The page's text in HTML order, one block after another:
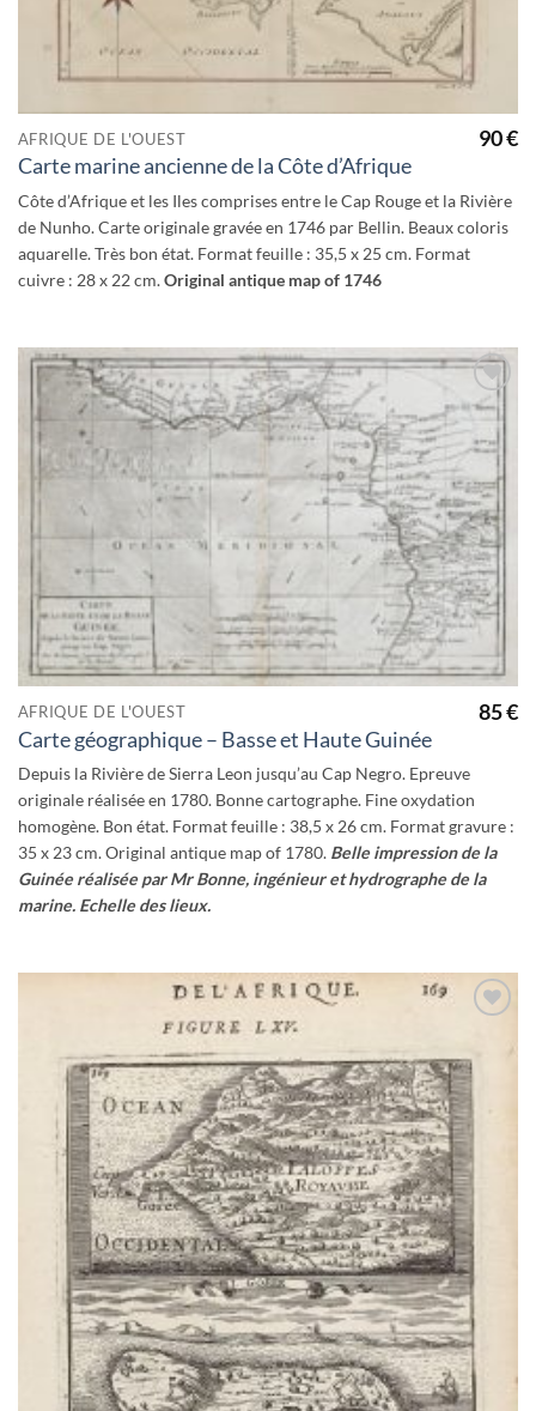
AFRIQUE DE L'OUEST
Carte marine ancienne de la Côte d’Afrique
90€
Côte d’Afrique et les Iles comprises entre le Cap Rouge et la Rivière
de Nunho. Carte originale gravée en 1746 par Bellin. Beaux coloris
aquarelle. Très bon état. Format feuille : 35,5 x 25 cm. Format
cuivre : 28 x 22 cm.Original antique map of 1746
Ajouter
à la
wishlist
AFRIQUE DE L'OUEST
Carte géographique – Basse et Haute Guinée
85€
Depuis la Rivière de Sierra Leon jusqu’au Cap Negro. Epreuve
originale réalisée en 1780. Bonne cartographe. Fine oxydation
homogène. Bon état. Format feuille : 38,5 x 26 cm. Format gravure :
35 x 23 cm. Original antique map of 1780. Belle impression de la
Guinée réalisée par Mr Bonne, ingénieur et hydrographe de la
marine. Echelle des lieux.
wishlist